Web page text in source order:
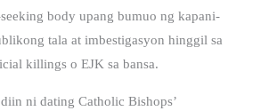
body upang bumuo ng kapani-
tala at imbestigasyon hinggil sa
killings o EJK sa bansa.
ni dating Catholic Bishops’